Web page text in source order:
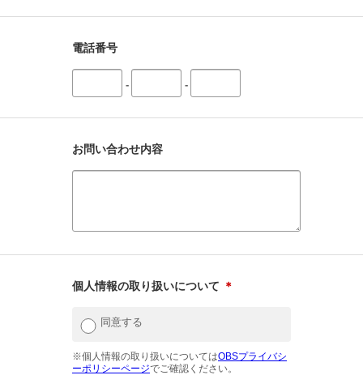
電話番号
- -
お問い合わせ内容
個人情報の取り扱いについて ＊
同意する
※個人情報の取り扱いについてはOBSプライバシ
ーポリシーページでご確認ください。